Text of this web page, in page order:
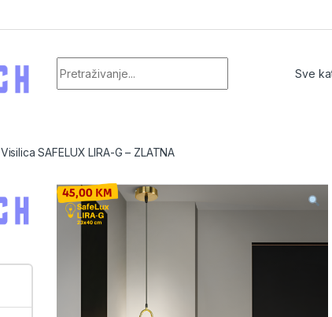
Visilica SAFELUX LIRA-G – ZLATNA